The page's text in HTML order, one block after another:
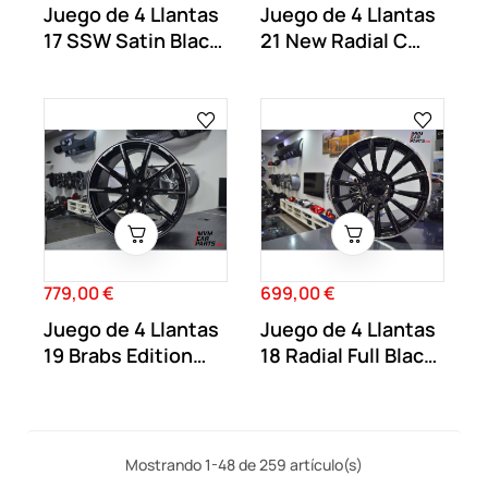
Juego de 4 Llantas
17 SSW Satin Black
Juego de 4 Llantas
21 New Radial C
Precio
779,00 €
Juego de 4 Llantas
19 Brabs Edition
Precio
699,00 €
Juego de 4 Llantas
18 Radial Full Black
Mostrando 1-48 de 259 artículo(s)